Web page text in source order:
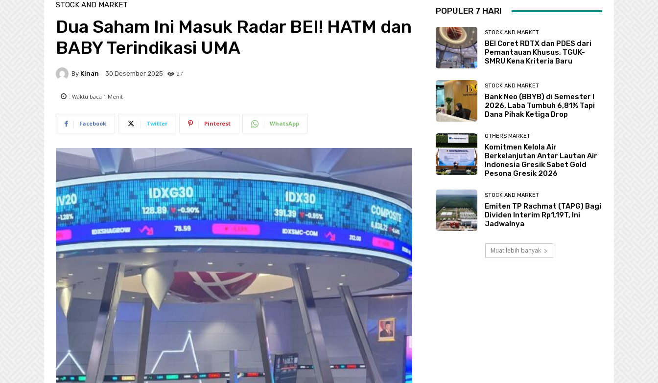
STOCK AND MARKET
Dua Saham Ini Masuk Radar BEI! HATM dan
BABY Terindikasi UMA
By Kinan 30 Desember 2025 27
: Waktu baca 1 Menit
Facebook Twitter Pinterest WhatsApp
POPULER 7 HARI
STOCK AND MARKET
BEI Coret RDTX dan PDES dari
Pemantauan Khusus, TGUK-
SMRU Kena Kriteria Baru
STOCK AND MARKET
Bank Neo (BBYB) di Semester I
2026, Laba Tumbuh 6,81% Tapi
Dana Pihak Ketiga Drop
OTHERS MARKET
Komitmen Kelola Air
Berkelanjutan Antar Lautan Air
Indonesia Gresik Sabet Gold
Pesona Gresik 2026
STOCK AND MARKET
Emiten TP Rachmat (TAPG) Bagi
Dividen Interim Rp1,19T, Ini
Jadwalnya
Muat lebih banyak